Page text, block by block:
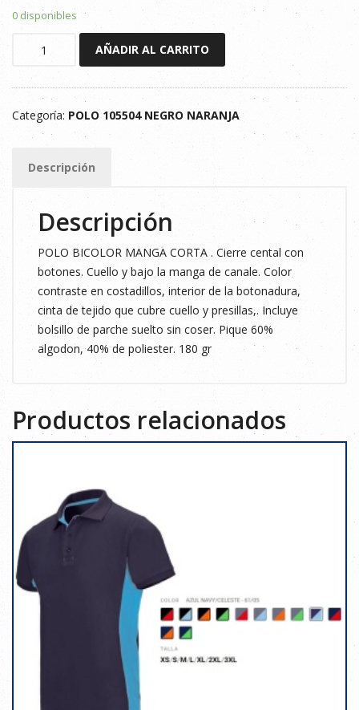
0 disponibles
BICOLOR
105504
NEGRO
NARANJA
cantidad
AÑADIR AL CARRITO
Categoría: POLO 105504 NEGRO NARANJA
Descripción
Descripción
POLO BICOLOR MANGA CORTA . Cierre cental con
botones. Cuello y bajo la manga de canale. Color
contraste en costadillos, interior de la botonadura,
cinta de tejido que cubre cuello y presillas,. Incluye
bolsillo de parche suelto sin coser. Pique 60%
algodon, 40% de poliester. 180 gr
Productos relacionados